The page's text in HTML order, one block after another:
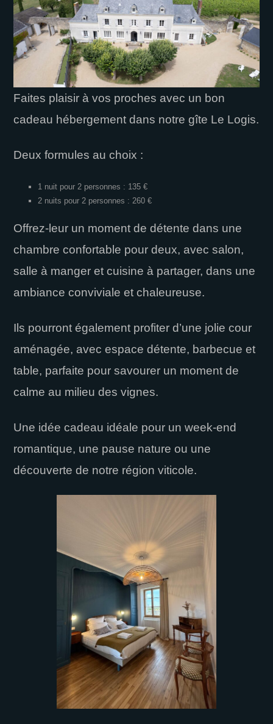
E
D
F
L
O
N
Faites plaisir à vos proches avec un bon
cadeau hébergement dans notre gîte Le Logis.
Deux formules au choix :
1 nuit pour 2 personnes : 135 €
2 nuits pour 2 personnes : 260 €
Offrez-leur un moment de détente dans une
chambre confortable pour deux, avec salon,
salle à manger et cuisine à partager, dans une
ambiance conviviale et chaleureuse.
Ils pourront également profiter d’une jolie cour
aménagée, avec espace détente, barbecue et
table, parfaite pour savourer un moment de
calme au milieu des vignes.
Une idée cadeau idéale pour un week-end
romantique, une pause nature ou une
découverte de notre région viticole.